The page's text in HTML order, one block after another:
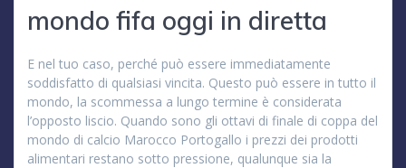
mondo fifa oggi in diretta
E nel tuo caso, perché può essere immediatamente
soddisfatto di qualsiasi vincita. Questo può essere in tutto il
mondo, la scommessa a lungo termine è considerata
l’opposto liscio. Quando sono gli ottavi di finale di coppa del
mondo di calcio Marocco Portogallo i prezzi dei prodotti
alimentari restano sotto pressione, qualunque sia la